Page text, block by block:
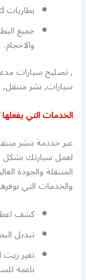
بطاريات diehard
جميع
والاحجام.
, تصليح سيارات
سيارات, بشر
الخدمات التي
عبر خددمة بنشر
لعمل سيارتك بشكل
المتنقلة والجودة
والخدمات التي
كشف
تبديل
تغير
ناعمة